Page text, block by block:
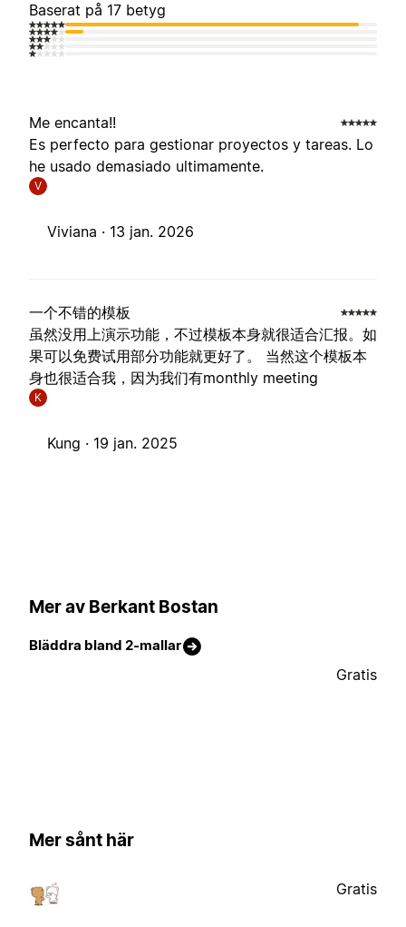
Baserat på 17 betyg
Me encanta!!
Es perfecto para gestionar proyectos y tareas. Lo
he usado demasiado ultimamente.
V
Viviana · 13 jan. 2026
一个不错的模板
虽然没用上演示功能，不过模板本身就很适合汇报。如
果可以免费试用部分功能就更好了。 当然这个模板本
身也很适合我，因为我们有monthly meeting
K
Kung · 19 jan. 2025
Mer av Berkant Bostan
Bläddra bland 2-mallar
Gratis
Mer sånt här
Gratis